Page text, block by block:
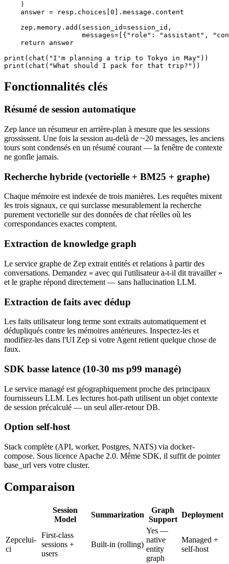
    )
    answer = resp.choices[0].message.content
    zep.memory.add(session_id=session_id,
messages=[{"role": "assistant",
    return answer
print(chat("I'm planning a trip to Tokyo in May"))
print(chat("What should I pack for that trip?"))
Fonctionnalités clés
Résumé de session automatique
Zep lance un résumeur en arrière-plan à mesure que les sessions
grossissent. Une fois la session au-delà de ~20 messages, les anciens
tours sont condensés en un résumé courant — la fenêtre de contexte
ne gonfle jamais.
Recherche hybride (vectorielle + BM25 + graphe)
Chaque mémoire est indexée de trois manières. Les requêtes mixent
les trois signaux, ce qui surclasse mesurablement la recherche
purement vectorielle sur des données de chat réelles où les
correspondances exactes comptent.
Extraction de knowledge graph
Le service graphe de Zep extrait entités et relations à partir des
conversations. Demandez « avec qui l'utilisateur a-t-il dit travailler »
et le graphe répond directement — sans hallucination LLM.
Extraction de faits avec dédup
Les faits utilisateur long terme sont extraits automatiquement et
dédupliqués contre les mémoires antérieures. Inspectez-les et
modifiez-les dans l'UI Zep si votre Agent retient quelque chose de
faux.
SDK basse latence (10-30 ms p99 managé)
Le service managé est géographiquement proche des principaux
fournisseurs LLM. Les lectures hot-path utilisent un objet contexte
de session précalculé — un seul aller-retour DB.
Option self-host
Stack complète (API, worker, Postgres, NATS) via docker-
compose. Sous licence Apache 2.0. Même SDK, il suffit de pointer
base_url vers votre cluster.
Comparaison
Session
Model
Summarization
Graph
Support
Deployment
Zepcelui-
ci
First-class
sessions +
users
Built-in (rolling)
Yes —
native
entity
graph
Managed +
self-host